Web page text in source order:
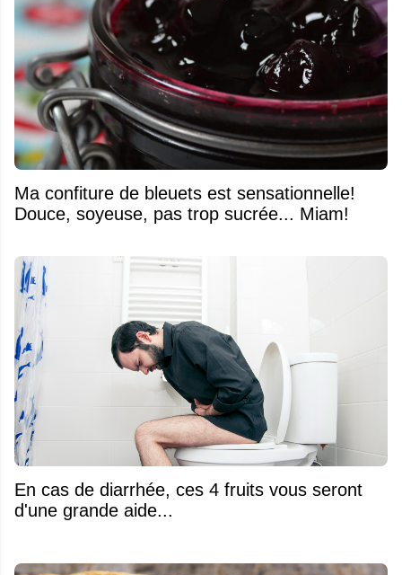
Ma confiture de bleuets est sensationnelle!
Douce, soyeuse, pas trop sucrée... Miam!
En cas de diarrhée, ces 4 fruits vous seront
d'une grande aide...